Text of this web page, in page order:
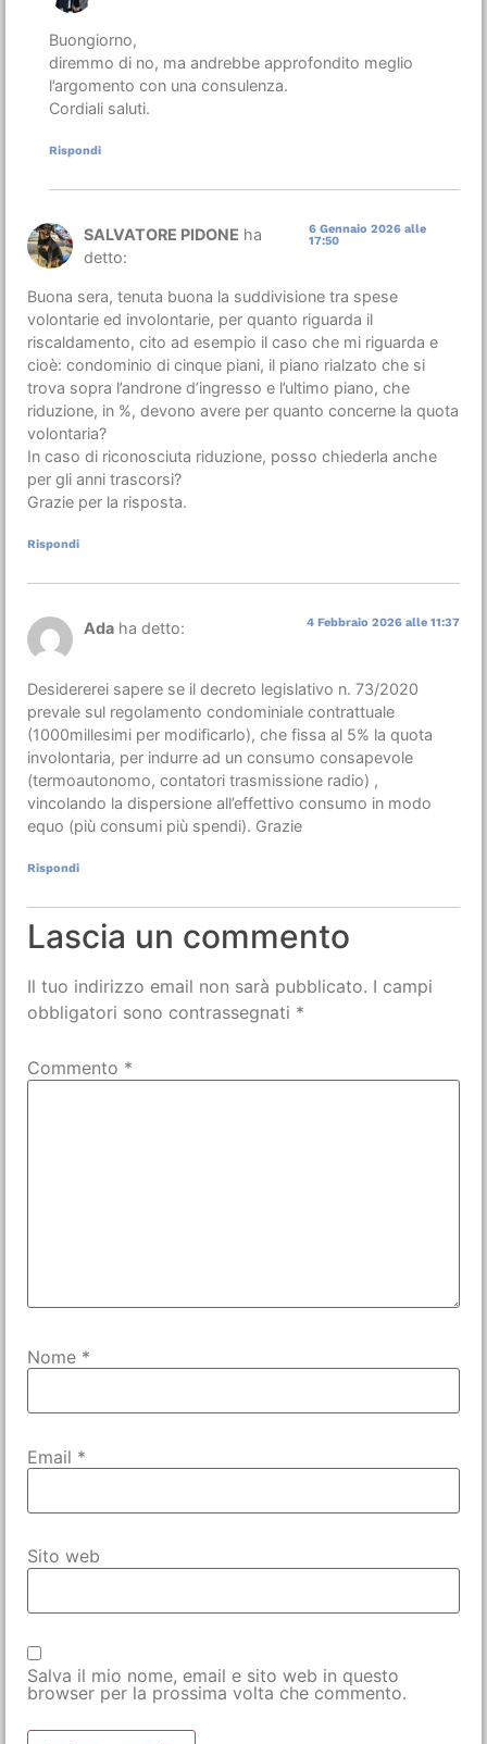
Buongiorno,
diremmo di no, ma andrebbe approfondito meglio
l’argomento con una consulenza.
Cordiali saluti.
Rispondi
SALVATORE PIDONE ha
detto:
6 Gennaio 2026 alle
17:50
Buona sera, tenuta buona la suddivisione tra spese
volontarie ed involontarie, per quanto riguarda il
riscaldamento, cito ad esempio il caso che mi riguarda e
cioè: condominio di cinque piani, il piano rialzato che si
trova sopra l’androne d’ingresso e l’ultimo piano, che
riduzione, in %, devono avere per quanto concerne la quota
volontaria?
In caso di riconosciuta riduzione, posso chiederla anche
per gli anni trascorsi?
Grazie per la risposta.
Rispondi
Ada ha detto: 4 Febbraio 2026 alle 11:37
Desidererei sapere se il decreto legislativo n. 73/2020
prevale sul regolamento condominiale contrattuale
(1000millesimi per modificarlo), che fissa al 5% la quota
involontaria, per indurre ad un consumo consapevole
(termoautonomo, contatori trasmissione radio) ,
vincolando la dispersione all’effettivo consumo in modo
equo (più consumi più spendi). Grazie
Rispondi
Lascia un commento
Il tuo indirizzo email non sarà pubblicato. I campi
obbligatori sono contrassegnati *
Commento *
Nome *
Email *
Sito web
Salva il mio nome, email e sito web in questo
browser per la prossima volta che commento.